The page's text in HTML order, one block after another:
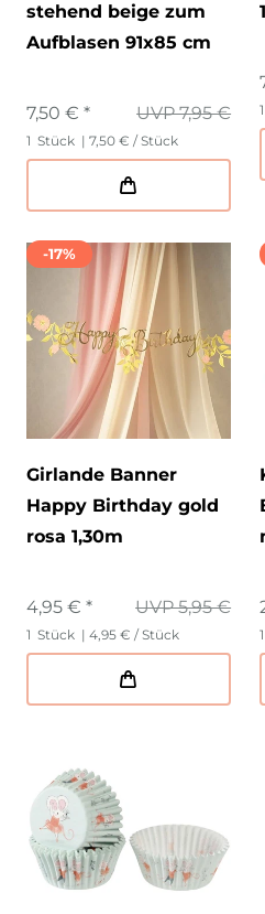
stehend beige zum
Aufblasen 91x85 cm
UVP 7,95 €
7,50 € *
1 Stück | 7,50 € / Stück
1
-17%
Girlande Banner
Happy Birthday gold
rosa 1,30m
UVP 5,95 €
4,95 € *
1 Stück | 4,95 € / Stück 1